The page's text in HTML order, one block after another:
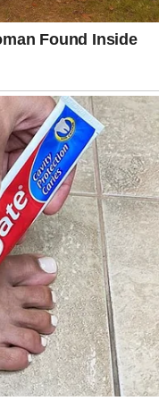
serenidade e o
convívio diário.
feira (26), em
no
familiares,
desejam prestar
os filhos Klaus e
seis bisnetos.
de união,
ao longo de